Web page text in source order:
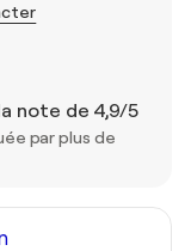
note de 4,9/5
par plus de